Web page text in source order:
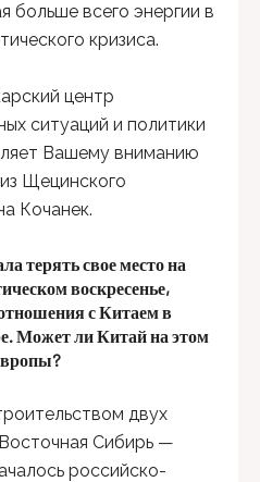
больше всего энергии в
кризиса.
центр
ситуаций и политики
Вашему вниманию
Щецинского
Кочанек.
терять свое место на
воскресенье,
с Китаем в
Может ли Китай на этом
двух
Сибирь —
российско-